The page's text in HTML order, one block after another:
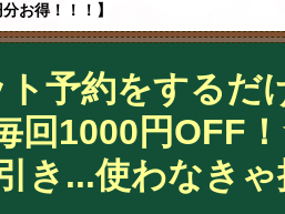
お得！！！】
予約をするだ
回1000円OFF
き...使わなき